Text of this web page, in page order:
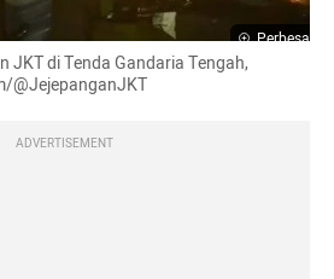
Perbesar
JKT di Tenda Gandaria Tengah,
@JejepanganJKT
ADVERTISEMENT